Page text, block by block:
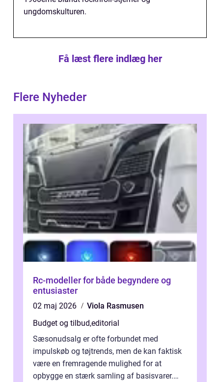
ungdomskulturen.
Få læst flere indlæg her
Flere Nyheder
Rc-modeller for både begyndere og
entusiaster
02 maj 2026
Viola Rasmusen
Budget og tilbud,editorial
Sæsonudsalg er ofte forbundet med
impulskøb og tøjtrends, men de kan faktisk
være en fremragende mulighed for at
opbygge en stærk samling af basisvarer.